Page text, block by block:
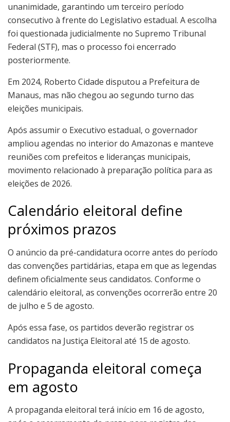
unanimidade, garantindo um terceiro período
consecutivo à frente do Legislativo estadual. A escolha
foi questionada judicialmente no Supremo Tribunal
Federal (STF), mas o processo foi encerrado
posteriormente.
Em 2024, Roberto Cidade disputou a Prefeitura de
Manaus, mas não chegou ao segundo turno das
eleições municipais.
Após assumir o Executivo estadual, o governador
ampliou agendas no interior do Amazonas e manteve
reuniões com prefeitos e lideranças municipais,
movimento relacionado à preparação política para as
eleições de 2026.
Calendário eleitoral define
próximos prazos
O anúncio da pré-candidatura ocorre antes do período
das convenções partidárias, etapa em que as legendas
definem oficialmente seus candidatos. Conforme o
calendário eleitoral, as convenções ocorrerão entre 20
de julho e 5 de agosto.
Após essa fase, os partidos deverão registrar os
candidatos na Justiça Eleitoral até 15 de agosto.
Propaganda eleitoral começa
em agosto
A propaganda eleitoral terá início em 16 de agosto,